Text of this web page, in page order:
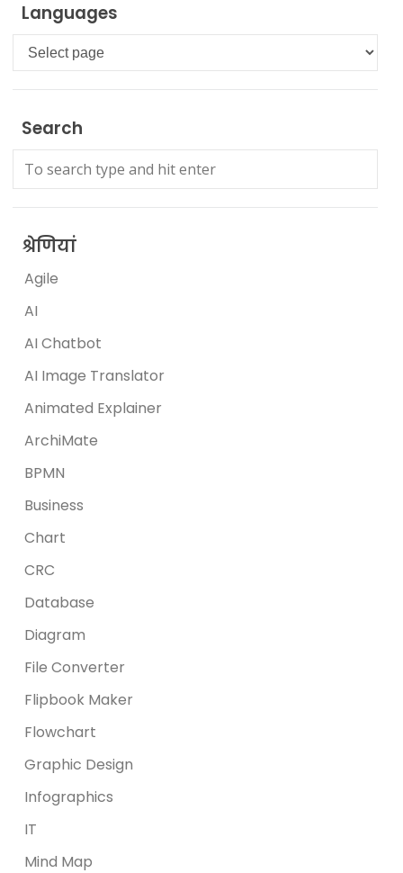
Languages
Languages
Search
श्रेणियां
Agile
AI
AI Chatbot
AI Image Translator
Animated Explainer
ArchiMate
BPMN
Business
Chart
CRC
Database
Diagram
File Converter
Flipbook Maker
Flowchart
Graphic Design
Infographics
IT
Mind Map